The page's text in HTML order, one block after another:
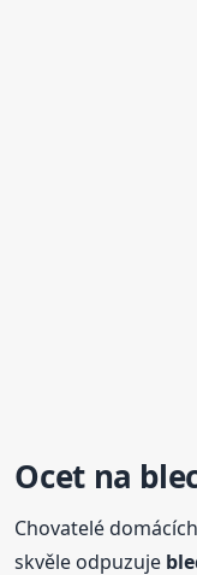
Ocet na
Chovatelé
skvěle odpuzuje